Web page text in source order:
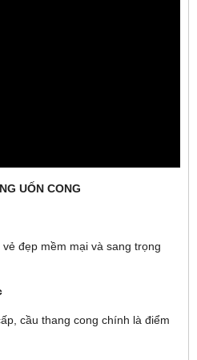
UỐN CONG
đẹp mềm mại và sang trọng
cầu thang cong chính là điểm